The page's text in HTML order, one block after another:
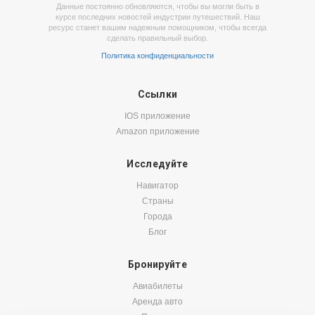
Данные постоянно обновляются, чтобы вы могли быть в
курсе последних новостей индустрии путешествий. Наш
ресурс станет вашим надежным помощником, чтобы всегда
сделать правильный выбор.
Политика конфиденциальности
Ссылки
IOS приложение
Amazon приложение
Исследуйте
Навигатор
Страны
Города
Блог
Бронируйте
Авиабилеты
Аренда авто